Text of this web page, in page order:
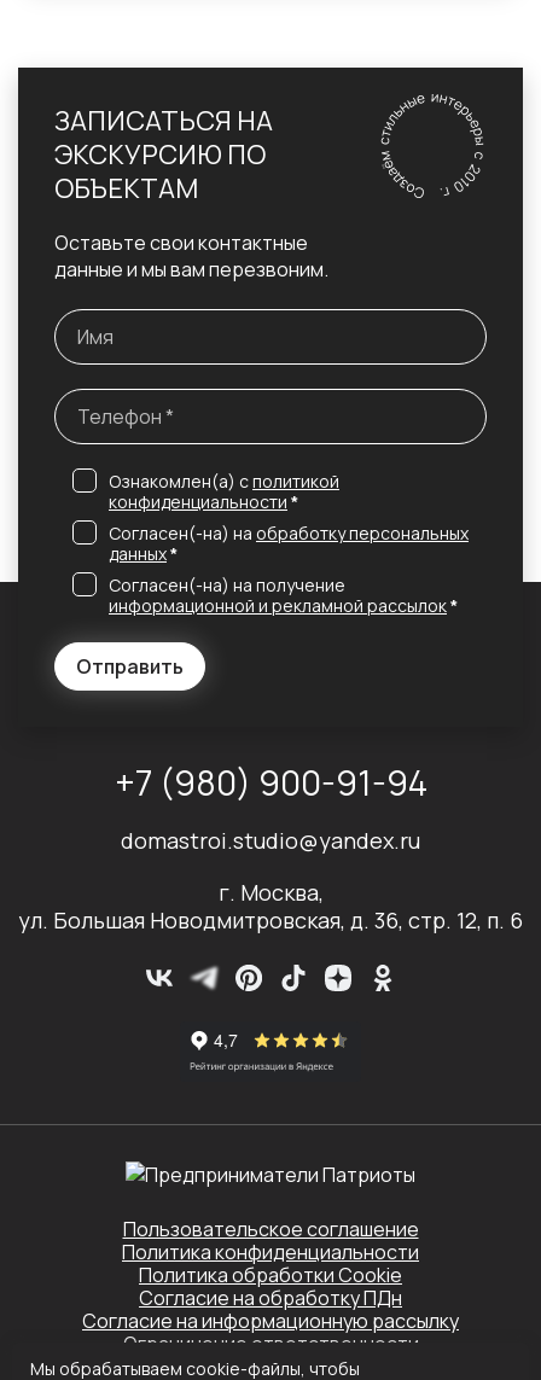
ЗАПИСАТЬСЯ НА
ЭКСКУРСИЮ ПО
ОБЪЕКТАМ
Оставьте свои контактные
данные и мы вам перезвоним.
Отправить
Ознакомлен(а) сполитикой
конфиденциальности *
Согласен(-на) на обработку персональных
данных*
Согласен(-на) на получение
информационной и рекламной рассылок*
+7 (980) 900-91-94
domastroi.studio@yandex.ru
г. Москва,
ул. Большая Новодмитровская, д. 36, стр. 12, п. 6
Пользовательское соглашение
Политика конфиденциальности
Политика обработки Cookie
Согласие на обработку ПДн
Согласие на информационную рассылку
Ограничение ответственности
Этот сайт защищён Yandex SmartCaptcha.
Мы обрабатываем cookie-файлы, чтобы